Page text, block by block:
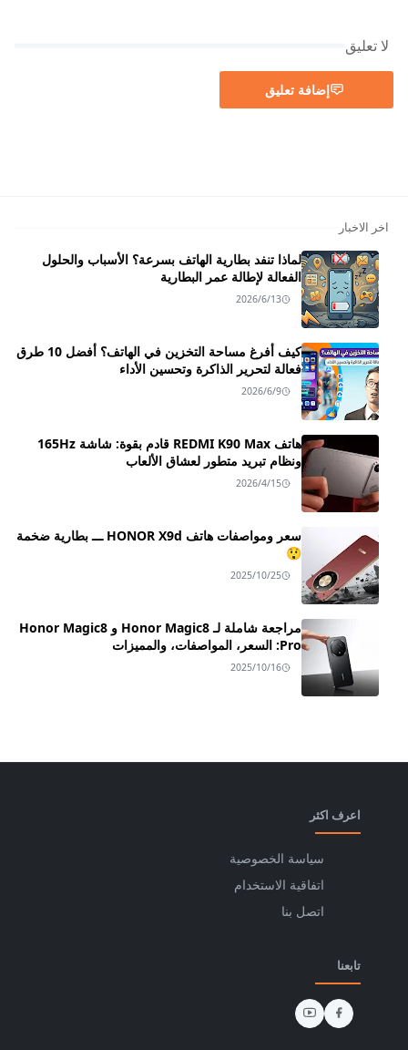
لا تعليق
إضافة تعليق
اخر الاخبار
لماذا تنفد بطارية الهاتف بسرعة؟ الأسباب والحلول
الفعالة لإطالة عمر البطارية
2026/6/13
كيف أفرغ مساحة التخزين في الهاتف؟ أفضل 10 طرق
فعالة لتحرير الذاكرة وتحسين الأداء
2026/6/9
هاتف REDMI K90 Max قادم بقوة: شاشة 165Hz
ونظام تبريد متطور لعشاق الألعاب
2026/4/15
سعر ومواصفات هاتف HONOR X9d ـــ بطارية ضخمة
😲
2025/10/25
مراجعة شاملة لـ Honor Magic8 و Honor Magic8
Pro: السعر، المواصفات، والمميزات
2025/10/16
اعرف اكثر
سياسة الخصوصية
اتفاقية الاستخدام
اتصل بنا
تابعنا